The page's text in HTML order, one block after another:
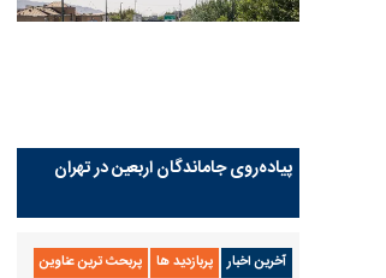
پیاده‌روی جاماندگان اربعین در تهران
آخرین اخبار پربازدید ها پربحث ترین عناوین